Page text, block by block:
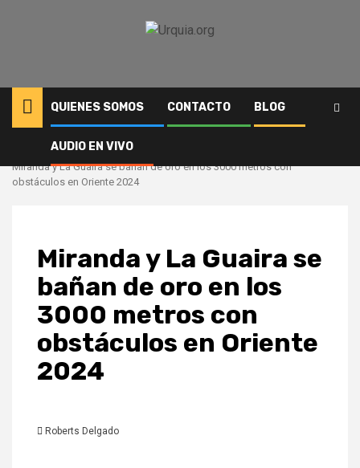
QUIENES SOMOS CONTACTO BLOG
AUDIO EN VIVO
Deportes
Miranda y La Guaira se bañan de oro en los 3000 metros con
obstáculos en Oriente 2024
Miranda y La Guaira se
bañan de oro en los
3000 metros con
obstáculos en Oriente
2024
Roberts Delgado